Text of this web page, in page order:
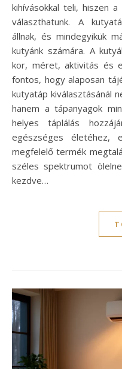
kihívásokkal teli, hiszen
választhatunk. A
állnak, és mindegyikük
kutyánk számára. A
kor, méret, aktivitás és
fontos, hogy alaposan
kutyatáp kiválasztásánál
hanem a tápanyagok
helyes táplálás
egészséges
megfelelő termék
széles spektrumot
kezdve…